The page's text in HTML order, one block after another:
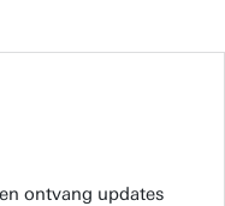
ontvang updates